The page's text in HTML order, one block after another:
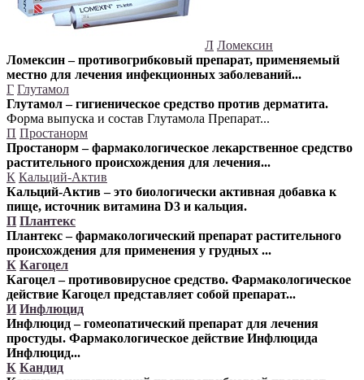
Л Ломексин
Ломексин – противогрибковый препарат, применяемый
местно для лечения инфекционных заболеваний...
Г Глутамол
Глутамол – гигиеническое средство против дерматита.
Форма выпуска и состав Глутамола Препарат...
П Простанорм
Простанорм – фармакологическое лекарственное средство
растительного происхождения для лечения...
К Кальций-Актив
Кальций-Актив – это биологически активная добавка к
пище, источник витамина D3 и кальция.
П Плантекс
Плантекс – фармакологический препарат растительного
происхождения для применения у грудных ...
К Кагоцел
Кагоцел – противовирусное средство. Фармакологическое
действие Кагоцел представляет собой препарат...
И Инфлюцид
Инфлюцид – гомеопатический препарат для лечения
простуды. Фармакологическое действие Инфлюцида
Инфлюцид...
К Кандид